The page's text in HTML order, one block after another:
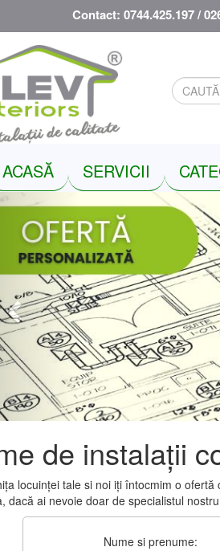
Contact: 0744.425.197 /
ACASĂ SERVICII
Previous
de instalații
locuinței tale si noi iți întocmim o
dacă ai nevoie doar de specialistul
Nume si prenume: